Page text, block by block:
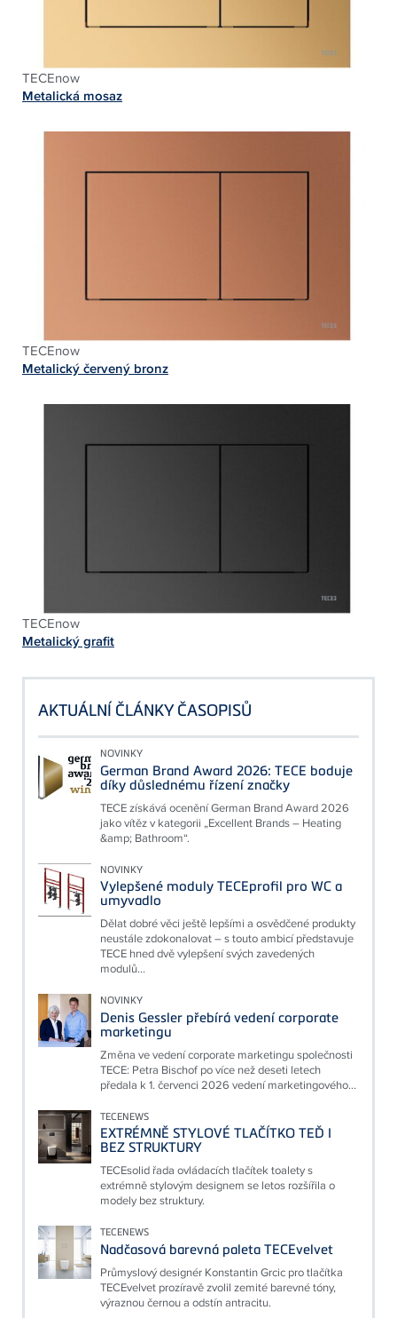
TECEnow
Metalická mosaz
TECEnow
Metalický červený bronz
TECEnow
Metalický grafit
AKTUÁLNÍ ČLÁNKY ČASOPISŮ
NOVINKY
German Brand Award 2026: TECE boduje
díky důslednému řízení značky
TECE získává ocenění German Brand Award 2026
jako vítěz v kategorii „Excellent Brands – Heating
&amp; Bathroom“.
NOVINKY
Vylepšené moduly TECEprofil pro WC a
umyvadlo
Dělat dobré věci ještě lepšími a osvědčené produkty
neustále zdokonalovat – s touto ambicí představuje
TECE hned dvě vylepšení svých zavedených
modulů...
NOVINKY
Denis Gessler přebírá vedení corporate
marketingu
Změna ve vedení corporate marketingu společnosti
TECE: Petra Bischof po více než deseti letech
předala k 1. červenci 2026 vedení marketingového...
TECENEWS
EXTRÉMNĚ STYLOVÉ TLAČÍTKO TEĎ I
BEZ STRUKTURY
TECEsolid řada ovládacích tlačítek toalety s
extrémně stylovým designem se letos rozšířila o
modely bez struktury.
TECENEWS
Nadčasová barevná paleta TECEvelvet
Průmyslový designér Konstantin Grcic pro tlačítka
TECEvelvet prozíravě zvolil zemité barevné tóny,
výraznou černou a odstín antracitu.